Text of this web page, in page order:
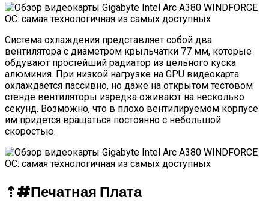
Система охлаждения представляет собой два
вентилятора с диаметром крыльчатки 77 мм, которые
обдувают простейший радиатор из цельного куска
алюминия. При низкой нагрузке на GPU видеокарта
охлаждается пассивно, но даже на открытом тестовом
стенде вентиляторы изредка оживают на несколько
секунд. Возможно, что в плохо вентилируемом корпусе
им придется вращаться постоянно с небольшой
скоростью.
⇡#Печатная Плата